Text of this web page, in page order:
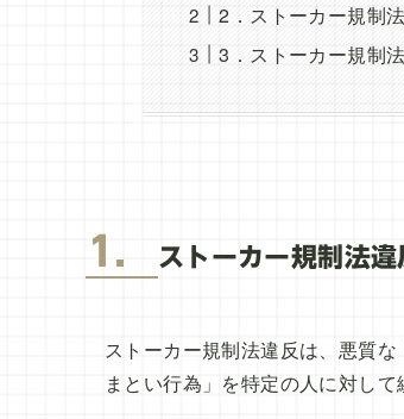
2．ストーカー規制
3．ストーカー規制
1． ストーカー規制法
ストーカー規制法違反は、悪質
まとい行為」を特定の人に対して